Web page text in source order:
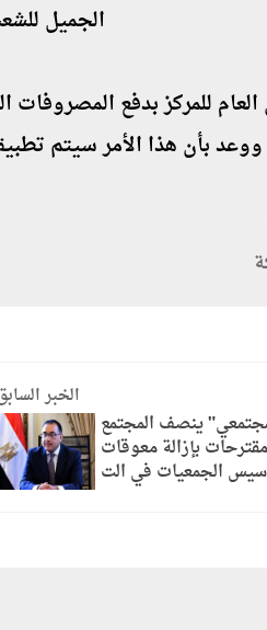
الجميل
العام للمركز بدفع
بأن هذا الأمر سيتم
الخبر
ينصف المجتمع
بإزالة معوقات
الجمعيات في الت